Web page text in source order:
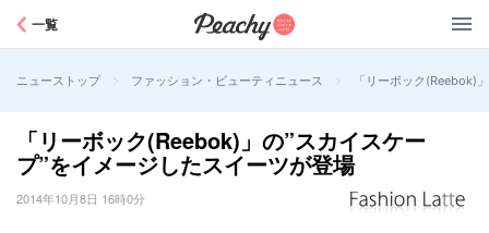
一覧
ニューストップ > ファッション・ビューティニュース > 「リーボック(Reebok)
「リーボック(Reebok)」の”スカイスケー
プ”をイメージしたスイーツが登場
2014年10月8日 16時0分